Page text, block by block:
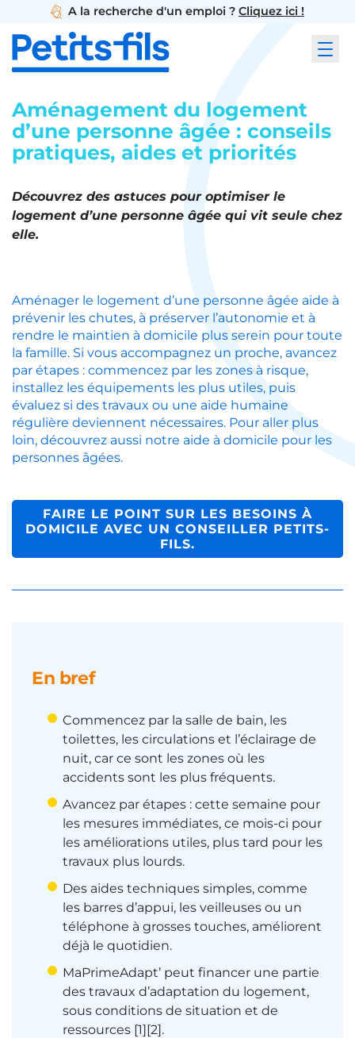
A la recherche d'un emploi ? Cliquez ici !
Aménagement du logement
d’une personne âgée : conseils
pratiques, aides et priorités
Découvrez des astuces pour optimiser le
logement d’une personne âgée qui vit seule chez
elle.
Aménager le logement d’une personne âgée aide à
prévenir les chutes, à préserver l’autonomie et à
rendre le maintien à domicile plus serein pour toute
la famille. Si vous accompagnez un proche, avancez
par étapes : commencez par les zones à risque,
installez les équipements les plus utiles, puis
évaluez si des travaux ou une aide humaine
régulière deviennent nécessaires. Pour aller plus
loin, découvrez aussi notre aide à domicile pour les
personnes âgées.
FAIRE LE POINT SUR LES BESOINS À
DOMICILE AVEC UN CONSEILLER PETITS-
FILS.
En bref
Commencez par la salle de bain, les
toilettes, les circulations et l’éclairage de
nuit, car ce sont les zones où les
accidents sont les plus fréquents.
Avancez par étapes : cette semaine pour
les mesures immédiates, ce mois-ci pour
les améliorations utiles, plus tard pour les
travaux plus lourds.
Des aides techniques simples, comme
les barres d’appui, les veilleuses ou un
téléphone à grosses touches, améliorent
déjà le quotidien.
MaPrimeAdapt’ peut financer une partie
des travaux d’adaptation du logement,
sous conditions de situation et de
ressources [1][2].